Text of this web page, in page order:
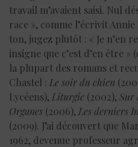
travail m’avaient saisi. Nul
race », comme l’écrivit
ton, jugez plutôt : « Je n’en
insigne que c’est d’en être »
la plupart des romans et
Chastel : Le soir du chien
Lycéens), Liturgie (2002), Sur
Organes (2006), Les derniers
(2009). J’ai découvert que
1962, devenue professeur